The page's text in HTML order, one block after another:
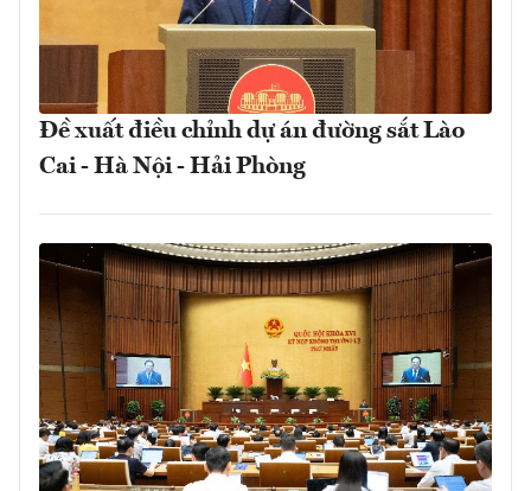
Đề xuất điều chỉnh dự án đường sắt Lào
Cai - Hà Nội - Hải Phòng